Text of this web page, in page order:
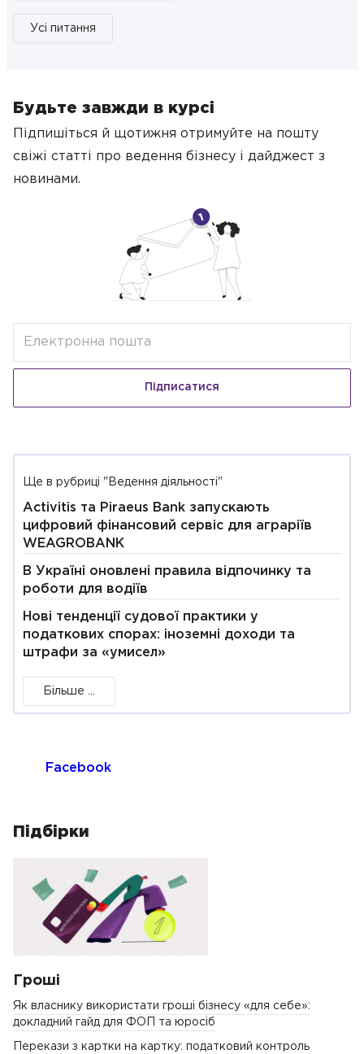
Усі питання
Будьте завжди в курсі
Підпишіться й щотижня отримуйте на пошту
свіжі статті про ведення бізнесу і дайджест з
новинами.
Підписатися
Ще в рубриці "Ведення діяльності"
Activitis та Piraeus Bank запускають
цифровий фінансовий сервіс для аграріїв
WEAGROBANK
В Україні оновлені правила відпочинку та
роботи для водіїв
Нові тенденції судової практики у
податкових спорах: іноземні доходи та
штрафи за «умисел»
Більше ...
Facebook
Підбірки
Гроші
Як власнику використати гроші бізнесу «для себе»:
докладний гайд для ФОП та юросіб
Перекази з картки на картку: податковий контроль